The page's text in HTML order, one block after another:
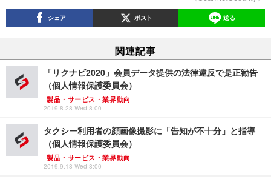
シェア ポスト 送る
関連記事
「リクナビ2020」会員データ提供の法律違反で是正勧告
（個人情報保護委員会）
製品・サービス・業界動向
2019.8.28 Wed 8:00
タクシー利用者の顔画像撮影に「告知が不十分」と指導
（個人情報保護委員会）
製品・サービス・業界動向
2019.9.18 Wed 8:00